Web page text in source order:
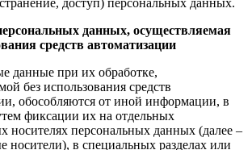
данных, осуществляемая
средств автоматизации
данные при их обработке,
без использования средств
обособляются от иной информации, в
фиксации их на отдельных
носителях персональных данных (далее –
носители), в специальных разделах или